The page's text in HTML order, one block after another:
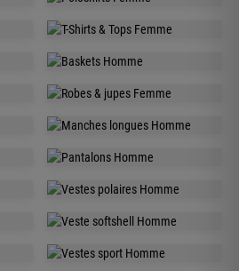
FEMME
POLOSHIRTS
FEMME
T-SHIRTS & TOPS
HOMME
BASKETS
FEMME
ROBES & JUPES
HOMME
MANCHES
LONGUES
HOMME
PANTALONS
HOMME
VESTES POLAIRES
HOMME